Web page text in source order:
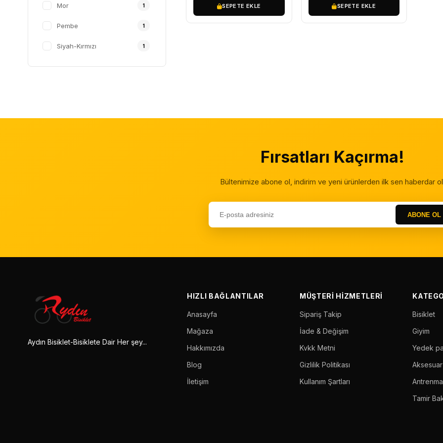
Mor 1
Pembe 1
Siyah-Kırmızı 1
SEPETE EKLE SEPETE EKLE
Fırsatları Kaçırma!
Bültenimize abone ol, indirim ve yeni ürünlerden ilk sen haberdar
ABONE OL
Aydın Bisiklet-Bisiklete Dair Her şey...
HIZLI BAĞLANTILAR
Anasayfa
Mağaza
Hakkımızda
Blog
İletişim
MÜŞTERI HIZMETLERI
Sipariş Takip
İade & Değişim
Kvkk Metni
Gizlilik Politikası
Kullanım Şartları
Bisiklet
Giyim
Yedek
Aksesuar
Tamir